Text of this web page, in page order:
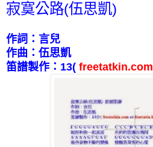
寂寞公路(伍思凱)
作詞：言兒
作曲：伍思凱
笛譜製作： 13( freetatkin.com